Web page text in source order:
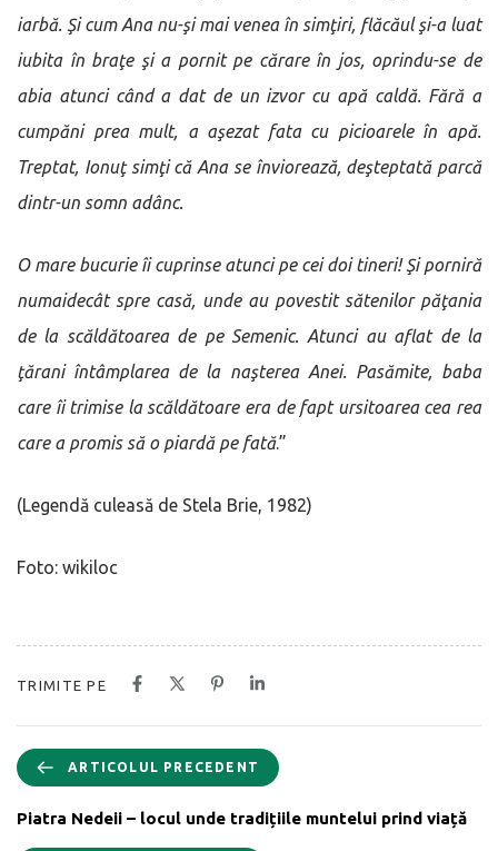
iarbă. Şi cum Ana nu-şi mai venea în simţiri, flăcăul şi-a luat
iubita în braţe şi a pornit pe cărare în jos, oprindu-se de
abia atunci când a dat de un izvor cu apă caldă. Fără a
cumpăni prea mult, a aşezat fata cu picioarele în apă.
Treptat, Ionuţ simţi că Ana se înviorează, deşteptată parcă
dintr-un somn adânc.
O mare bucurie îi cuprinse atunci pe cei doi tineri! Şi porniră
numaidecât spre casă, unde au povestit sătenilor păţania
de la scăldătoarea de pe Semenic. Atunci au aflat de la
ţărani întâmplarea de la naşterea Anei. Pasămite, baba
care îi trimise la scăldătoare era de fapt ursitoarea cea rea
care a promis să o piardă pe fată.”
(Legendă culeasă de Stela Brie, 1982)
Foto: wikiloc
TRIMITE PE
ARTICOLUL PRECEDENT
Piatra Nedeii – locul unde tradițiile muntelui prind viață